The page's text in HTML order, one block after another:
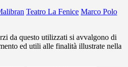
Teatro La Fenice Marco Polo
da questo utilizzati si avvalgono di
ed utili alle finalità illustrate nella